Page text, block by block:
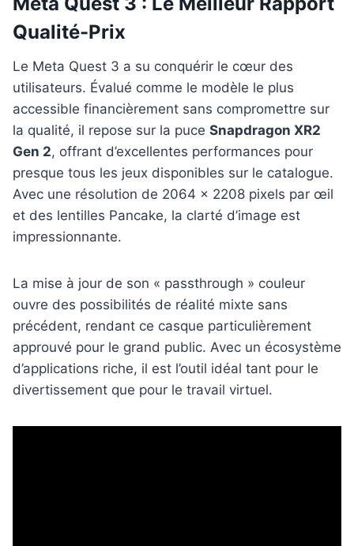
Qualité-Prix
Le Meta Quest 3 a su conquérir le cœur des
utilisateurs. Évalué comme le modèle le plus
accessible financièrement sans compromettre sur
la qualité, il repose sur la puce Snapdragon XR2
Gen 2, offrant d’excellentes performances pour
presque tous les jeux disponibles sur le catalogue.
Avec une résolution de 2064 x 2208 pixels par œil
et des lentilles Pancake, la clarté d’image est
impressionnante.
La mise à jour de son « passthrough » couleur
ouvre des possibilités de réalité mixte sans
précédent, rendant ce casque particulièrement
approuvé pour le grand public. Avec un écosystème
d’applications riche, il est l’outil idéal tant pour le
divertissement que pour le travail virtuel.